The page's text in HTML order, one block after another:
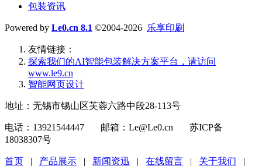
包装资讯
Powered by Le0.cn 8.1 ©2004-2026 乐享印刷
友情链接：
探索我们的‌AI智能包装解决方案平台‌，请访问
www.le9.cn
智能网页设计
地址：无锡市锡山区芙蓉六路中段28-113号
电话：13921544447 邮箱：Le@Le0.cn 苏ICP备
18038307号
首页 | 产品展示 | 新闻资迅 | 在线留言 | 关于我们 |